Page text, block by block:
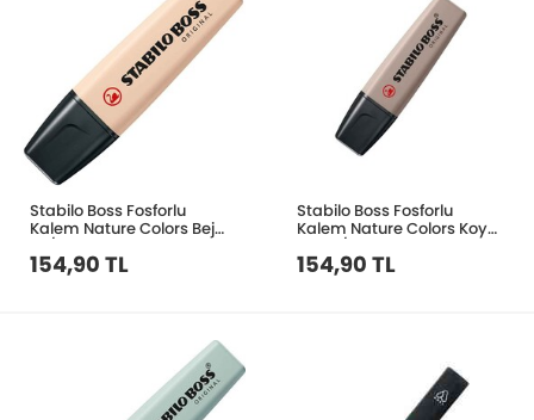
Stabilo Boss Fosforlu
Kalem Nature Colors Bej
70/186
154,90 TL
Stabilo Boss Fosforlu
Kalem Nature Colors Koyu
Gri 70/193
154,90 TL